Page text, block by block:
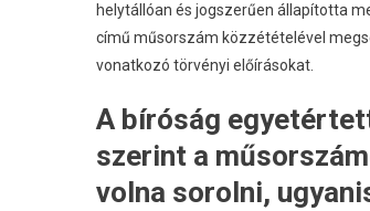
helytállóan és jogszerűen állapította
című műsorszám közzétételével
vonatkozó törvényi előírásokat.
A bíróság
szerint a
volna sorolni,